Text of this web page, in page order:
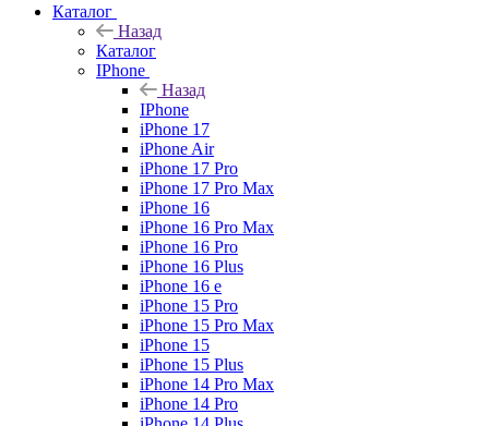
Каталог
Назад
Каталог
IPhone
Назад
IPhone
iPhone 17
iPhone Air
iPhone 17 Pro
iPhone 17 Pro Max
iPhone 16
iPhone 16 Pro Max
iPhone 16 Pro
iPhone 16 Plus
iPhone 16 e
iPhone 15 Pro
iPhone 15 Pro Max
iPhone 15
iPhone 15 Plus
iPhone 14 Pro Max
iPhone 14 Pro